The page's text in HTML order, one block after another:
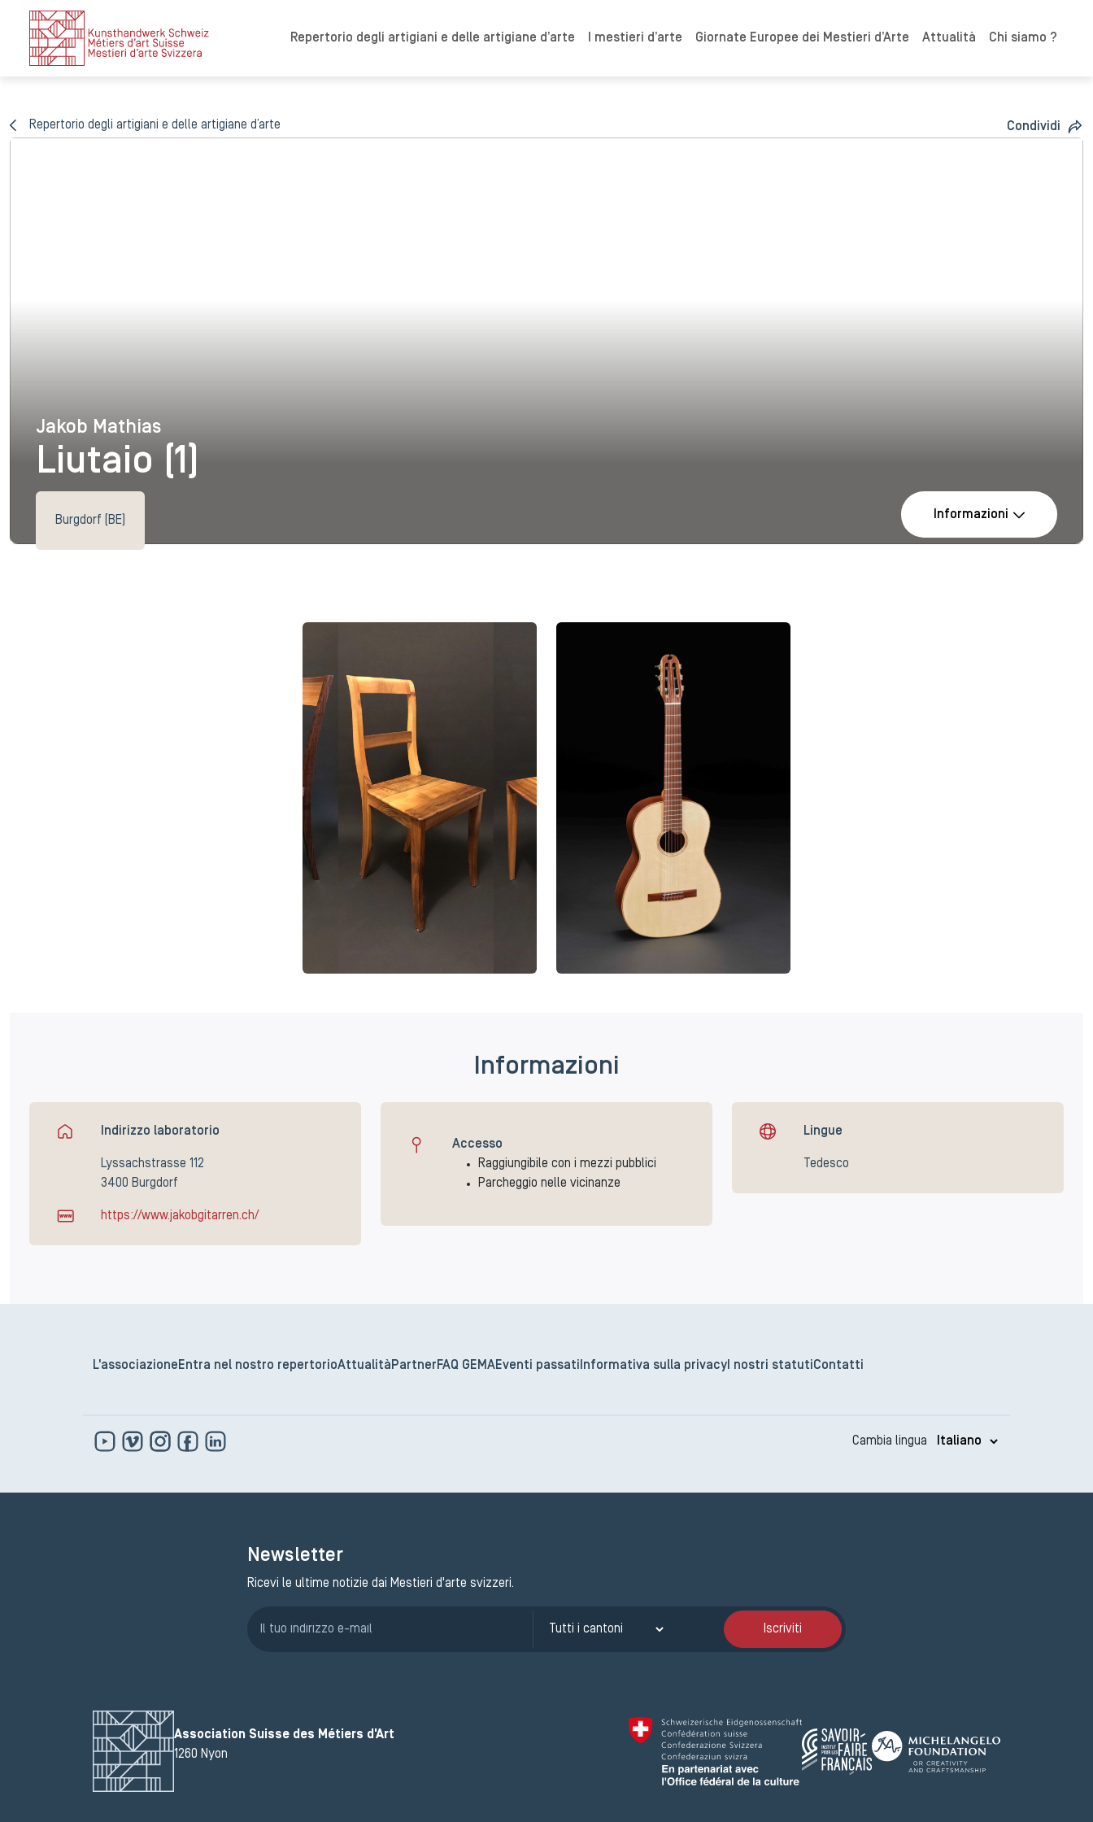
Repertorio degli artigiani e delle artigiane d’arte I mestieri d’arte Giornate Europee dei Mestieri d’Arte Attualità Chi siamo ?
Repertorio degli artigiani e delle artigiane d’arte Condividi
Jakob Mathias
Jakob Mathias
Liutaio (1)
Burgdorf (BE)
Informazioni
Informazioni
Indirizzo laboratorio
Lyssachstrasse 112
3400 Burgdorf
https://www.jakobgitarren.ch/
Accesso
Raggiungibile con i mezzi pubblici
Parcheggio nelle vicinanze
Lingue
Tedesco
L'associazione Entra nel nostro repertorioAttualità Partner FAQ GEMAEventi passati Informativa sulla privacy I nostri statuti Contatti
Cambia lingua
Newsletter
Ricevi le ultime notizie dai Mestieri d'arte svizzeri.
Iscriviti
Association Suisse des Métiers d'Art
1260 Nyon